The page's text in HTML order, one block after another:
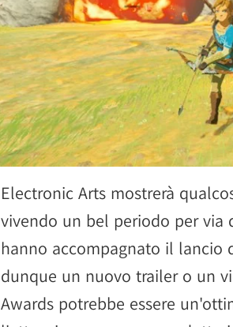
Electronic Arts mostrerà
vivendo un bel periodo per via
hanno accompagnato il lancio
dunque un nuovo trailer o un
Awards potrebbe essere